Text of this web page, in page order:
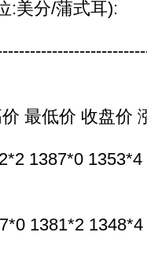
美分/蒲式耳):
最低价 收盘价
1387*0 1353*4
1381*2 1348*4